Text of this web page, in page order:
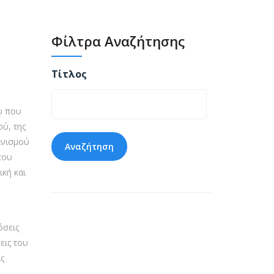
που
της
και
του
Φίλτρα Αναζήτησης
Τίτλος